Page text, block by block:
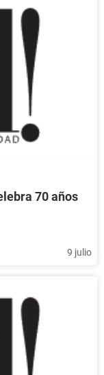
70 años
9 julio